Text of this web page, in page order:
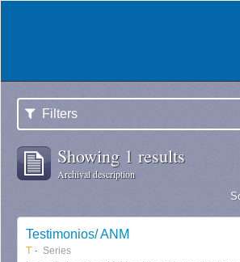
Filters
Showing 1 results
Archival description
Testimonios/ ANM
T Series